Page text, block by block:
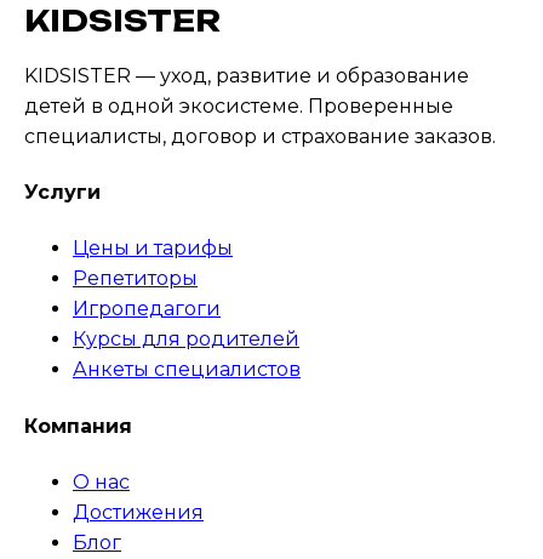
KIDSISTER
KIDSISTER — уход, развитие и образование
детей в одной экосистеме. Проверенные
специалисты, договор и страхование заказов.
Услуги
Цены и тарифы
Репетиторы
Игропедагоги
Курсы для родителей
Анкеты специалистов
Компания
О нас
Достижения
Блог